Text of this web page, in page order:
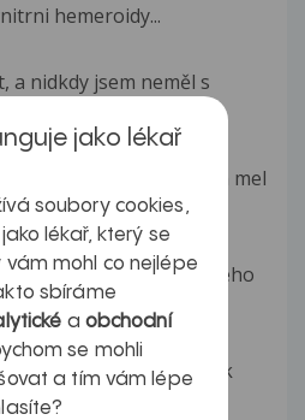
hemeroidy...
a nidkdy jsem neměl s
večer...
zeptat. delší dobu jsem mel
ze mám rakovinu tlustého
večer...
a když se utru tak
????????
jako lékař
soubory cookies,
lékař, který se
mohl co nejlépe
sbíráme
a obchodní
se mohli
a tím vám lépe